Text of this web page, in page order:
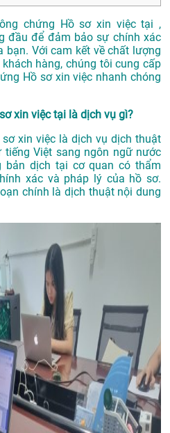
chứng Hồ sơ xin việc tại ,
đầu để đảm bảo sự chính xác
bạn. Với cam kết về chất lượng
hàng, chúng tôi cung cấp
Hồ sơ xin việc nhanh chóng
xin việc tại là dịch vụ gì?
xin việc là dịch vụ dịch thuật
Việt sang ngôn ngữ nước
bản dịch tại cơ quan có thẩm
xác và pháp lý của hồ sơ.
chính là dịch thuật nội dung